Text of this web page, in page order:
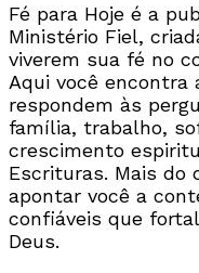
Fé para Hoje é a
Ministério Fiel,
viverem sua fé no
Aqui você encontra
respondem às
família, trabalho,
crescimento
Escrituras. Mais do
apontar você a
confiáveis que
Deus.